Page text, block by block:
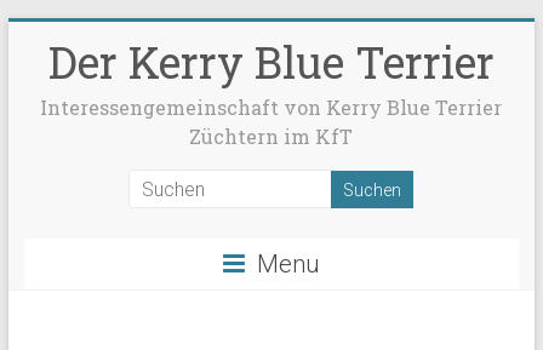
Der Kerry Blue Terrier
Interessengemeinschaft von Kerry Blue Terrier
Züchtern im KfT
Menu